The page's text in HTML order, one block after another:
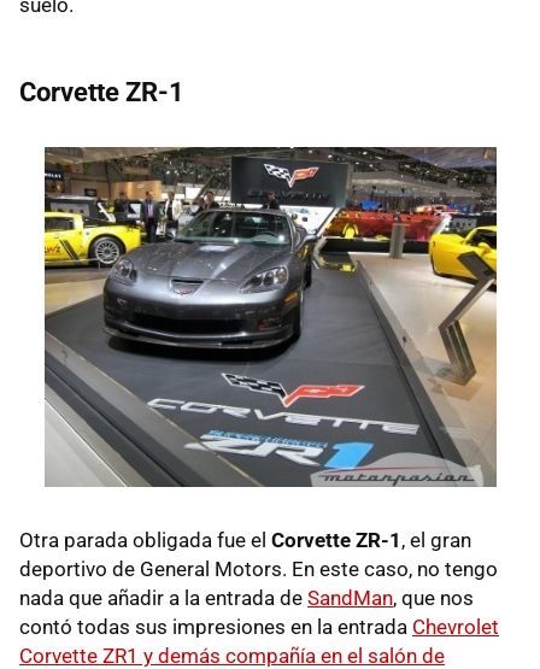
suelo.
Corvette ZR-1
Otra parada obligada fue el Corvette ZR-1 , el gran
deportivo de General Motors. En este caso, no tengo
nada que añadir a la entrada de SandMan, que nos
contó todas sus impresiones en la entrada Chevrolet
Corvette ZR1 y demás compañía en el salón de